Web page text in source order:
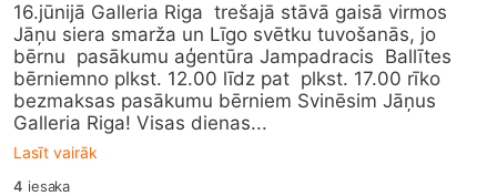
16.jūnijā Galleria Riga  trešajā stāvā gaisā virmos
Jāņu siera smarža un Līgo svētku tuvošanās, jo
bērnu  pasākumu aģentūra Jampadracis  Ballītes
bērniemno plkst. 12.00 līdz pat  plkst. 17.00 rīko
bezmaksas pasākumu bērniem Svinēsim Jāņus
Galleria Riga! Visas dienas...
Lasīt vairāk
4 iesaka